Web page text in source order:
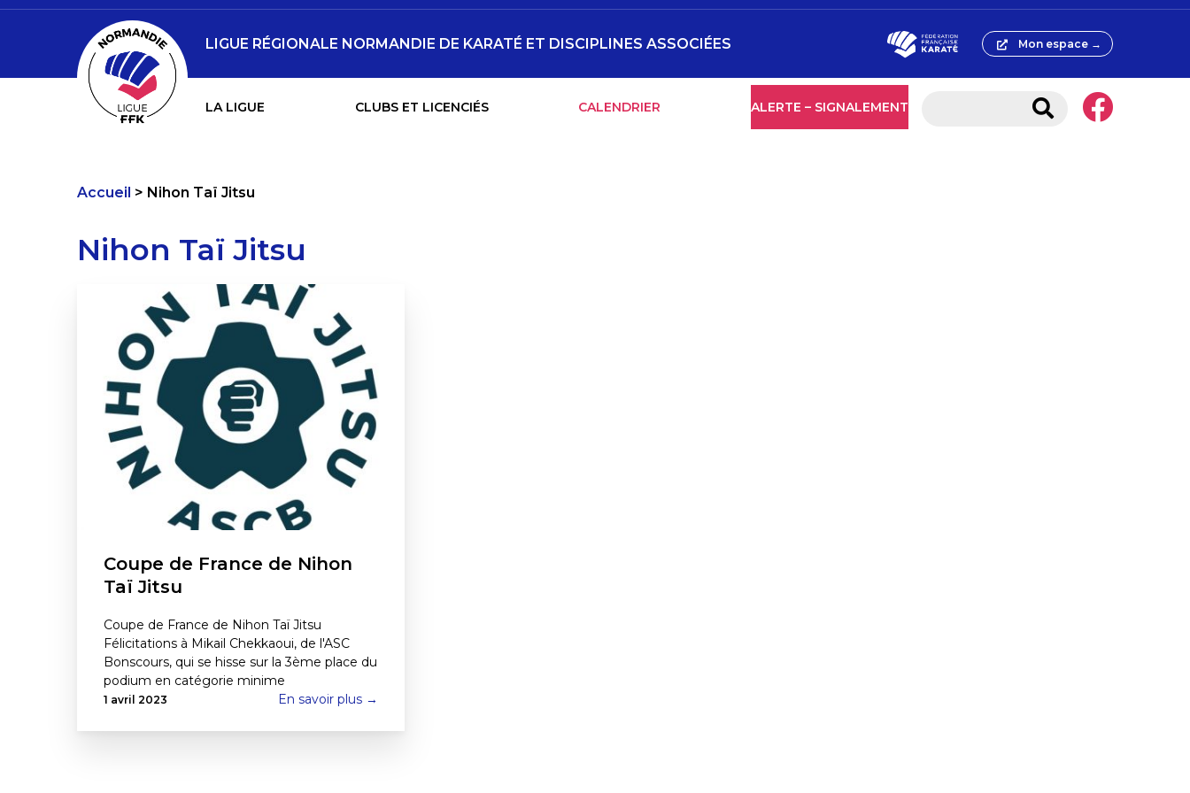
LA LIGUE CLUBS ET LICENCIÉS CALENDRIER ALERTE – SIGNALEMENT
LIGUE RÉGIONALE NORMANDIE DE KARATÉ ET DISCIPLINES ASSOCIÉES Mon espace →
Accueil Nihon Taï Jitsu
Nihon Taï Jitsu
Coupe de France de Nihon
Taï Jitsu
Coupe de France de Nihon Taï Jitsu
Félicitations à Mikail Chekkaoui, de l'ASC
Bonscours, qui se hisse sur la 3ème place du
podium en catégorie minime
1 avril 2023 En savoir plus →